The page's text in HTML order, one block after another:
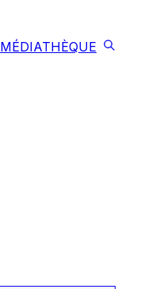
MÉDIATHÈQUE